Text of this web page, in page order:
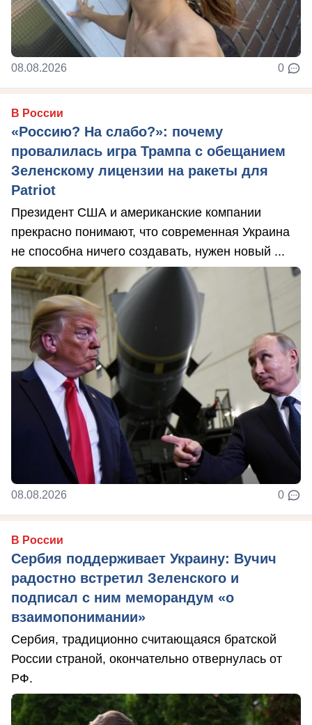
08.08.2026 0
В России
«Россию? На слабо?»: почему
провалилась игра Трампа с обещанием
Зеленскому лицензии на ракеты для
Patriot
Президент США и американские компании
прекрасно понимают, что современная Украина
не способна ничего создавать, нужен новый ...
08.08.2026 0
В России
Сербия поддерживает Украину: Вучич
радостно встретил Зеленского и
подписал с ним меморандум «о
взаимопонимании»
Сербия, традиционно считающаяся братской
России страной, окончательно отвернулась от
РФ.